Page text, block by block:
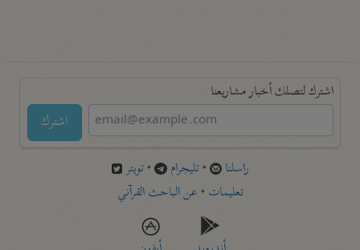
اشترك لتصلك أخبار مشاريعنا
اشترك
راسلنا •تليجرام •تويتر
تعليمات •عن الباحث القرآني